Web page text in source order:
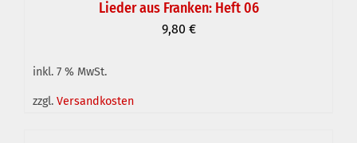
IN DEN WARENKORB
Lieder aus Franken: Heft 06
9,80 €
inkl. 7 % MwSt.
zzgl. Versandkosten